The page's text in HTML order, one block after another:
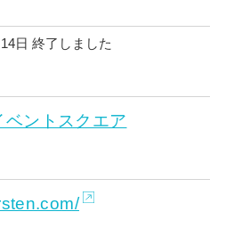
日 終了しました
ントスクエア